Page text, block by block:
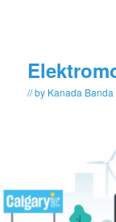
// by Kanada